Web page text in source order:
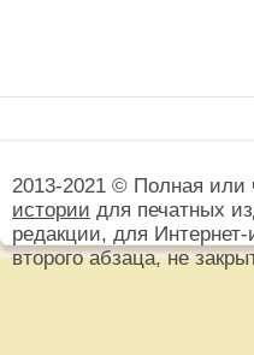
2013-2021 © Полная или
истории для печатных
редакции, для
второго абзаца, не